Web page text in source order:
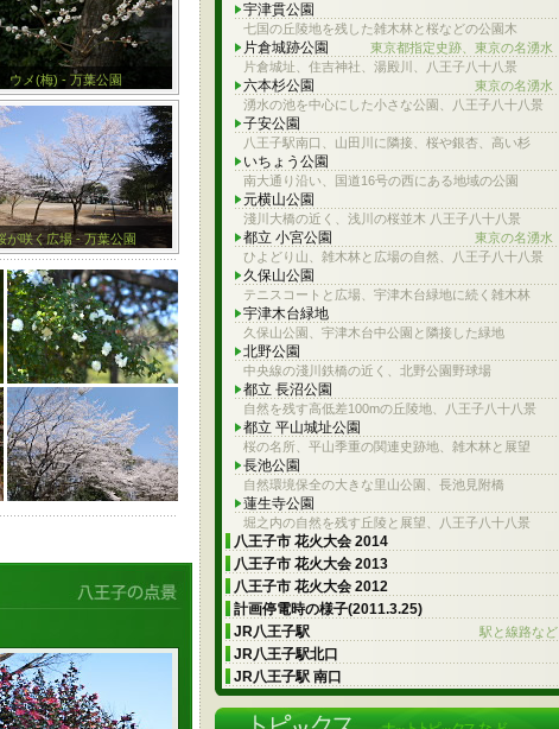
ウメ(梅) - 万葉公園
が咲く広場 - 万葉公園
宇津貫公園
七国の丘陵地を残した雑木林と桜などの公園木
片倉城跡公園
東京都指定史跡、東京の名湧水
片倉城址、住吉神社、湯殿川、八王子八十八景
六本杉公園
東京の名湧水
湧水の池を中心にした小さな公園、八王子八十八景
子安公園
八王子駅南口、山田川に隣接、桜や銀杏、高い杉
いちょう公園
南大通り沿い、国道16号の西にある地域の公園
元横山公園
淺川大橋の近く、浅川の桜並木 八王子八十八景
都立 小宮公園
東京の名湧水
ひよどり山、雑木林と広場の自然、八王子八十八景
久保山公園
テニスコートと広場、宇津木台緑地に続く雑木林
宇津木台緑地
久保山公園、宇津木台中公園と隣接した緑地
北野公園
中央線の淺川鉄橋の近く、北野公園野球場
都立 長沼公園
自然を残す高低差100mの丘陵地、八王子八十八景
都立 平山城址公園
桜の名所、平山季重の関連史跡地、雑木林と展望
長池公園
自然環境保全の大きな里山公園、長池見附橋
蓮生寺公園
堀之内の自然を残す丘陵と展望、八王子八十八景
八王子市 花火大会 2014
八王子市 花火大会 2013
八王子市 花火大会 2012
計画停電時の様子(2011.3.25)
JR八王子駅
駅と線路など
JR八王子駅北口
JR八王子駅 南口